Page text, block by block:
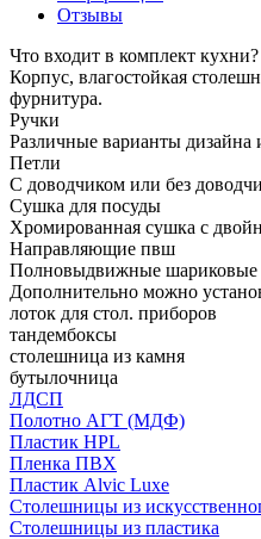
Отзывы
Что входит в комплект кухни?
Корпус, влагостойкая
фурнитура.
Ручки
Различные варианты дизайна
Петли
С доводчиком или без
Сушка для посуды
Хромированная сушка с
Направляющие пвш
Полновыдвижные шариковые
Дополнительно можно
лоток для стол. приборов
тандембоксы
столешница из камня
бутылочница
ЛДСП
Полотно АГТ (МДФ)
Пластик HPL
Пленка ПВХ
Пластик Alvic Luxe
Столешницы из
Столешницы из пластика